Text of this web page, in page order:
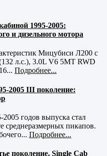
1995-2005:
и дизельного мотора
Мицубиси Л200 с
л.с.), 3.0L V6 5MT RWD
Подробнее...
2005 III поколение:
годов выпуска стал
среднеразмерных пикапов.
Подробнее...
поколение, Single Cab